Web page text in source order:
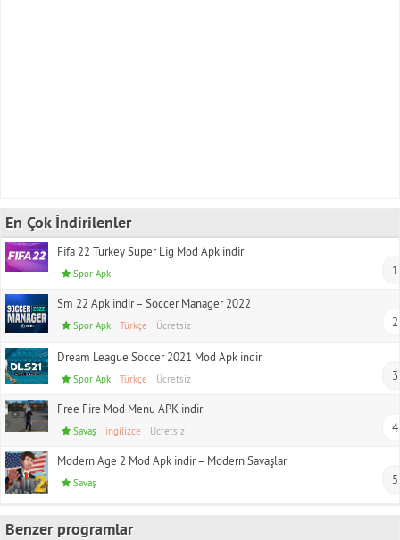
En Çok İndirilenler
Fifa 22 Turkey Super Lig Mod Apk indir
Spor Apk 1
Sm 22 Apk indir – Soccer Manager 2022
Spor Apk Türkçe Ücretsiz 2
Dream League Soccer 2021 Mod Apk indir
Spor Apk Türkçe Ücretsiz 3
Free Fire Mod Menu APK indir
Savaş ingilizce Ücretsiz 4
Modern Age 2 Mod Apk indir – Modern Savaşlar
Savaş 5
Benzer programlar